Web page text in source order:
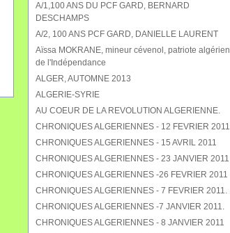
A/1,100 ANS DU PCF GARD, BERNARD
DESCHAMPS
A/2, 100 ANS PCF GARD, DANIELLE LAURENT
Aïssa MOKRANE, mineur cévenol, patriote algérien
de l'Indépendance
ALGER, AUTOMNE 2013
ALGERIE-SYRIE
AU COEUR DE LA REVOLUTION ALGERIENNE.
CHRONIQUES ALGERIENNES - 12 FEVRIER 2011
CHRONIQUES ALGERIENNES - 15 AVRIL 2011
CHRONIQUES ALGERIENNES - 23 JANVIER 2011
CHRONIQUES ALGERIENNES -26 FEVRIER 2011
CHRONIQUES ALGERIENNES - 7 FEVRIER 2011.
CHRONIQUES ALGERIENNES -7 JANVIER 2011.
CHRONIQUES ALGERIENNES - 8 JANVIER 2011